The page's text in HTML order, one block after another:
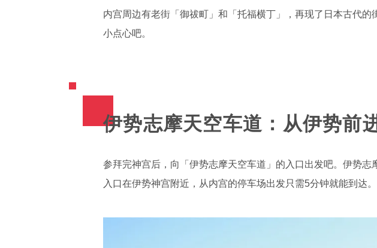
内宫周边有老街「御祓町」和「托福横丁」，再现了日本古代
小点心吧。
伊势志摩天空车道：从伊势前
参拜完神宫后，向「伊势志摩天空车道」的入口出发吧。伊势
入口在伊势神宫附近，从内宫的停车场出发只需5分钟就能到达。